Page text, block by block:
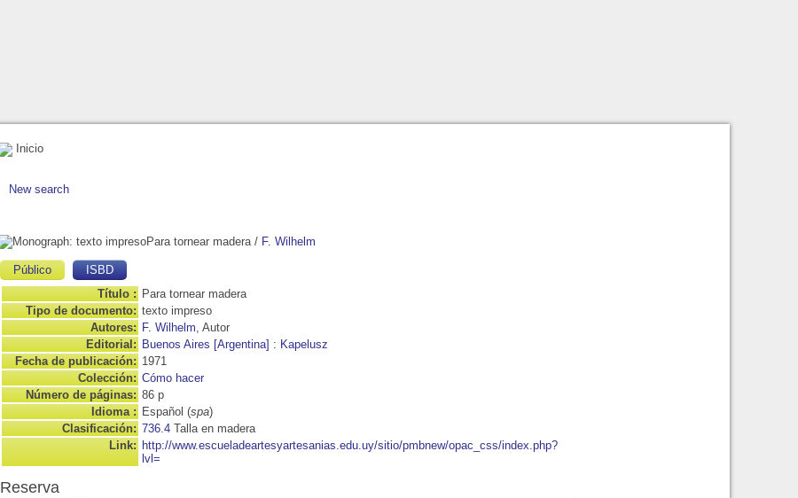
Inicio
New search
Para tornear madera / F. Wilhelm
Público
ISBD
Título : Para tornear madera
Tipo de documento: texto impreso
Autores: F. Wilhelm , Autor
Editorial: Buenos Aires [Argentina] : Kapelusz
Fecha de publicación: 1971
Colección: Cómo hacer
Número de páginas: 86 p
Idioma : Español (spa)
Clasificación: 736.4 Talla en madera
Link: http://www.escueladeartesyartesanias.edu.uy/sitio/pmbnew/opac_css/index.php?
lvl=
Reserva